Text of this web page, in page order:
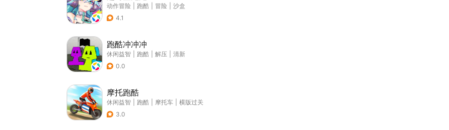
动作冒险 跑酷 冒险
沙盒
4.1
跑酷冲冲冲
休闲益智 跑酷 解压
清新
0.0
摩托跑酷
休闲益智 跑酷 摩托车
横版过关
3.0